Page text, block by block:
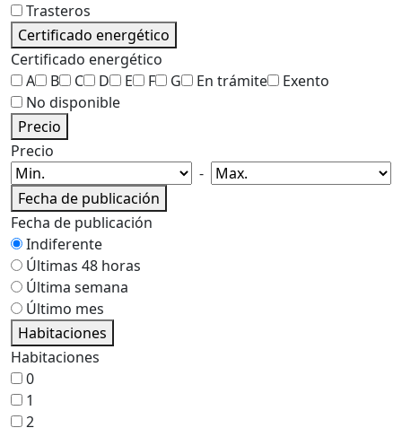
Trasteros
Certificado energético
Certificado energético
A
B C D E F G En trámite
Exento
No disponible
Precio
Precio
-
Fecha de publicación
Fecha de publicación
Indiferente
Últimas 48 horas
Última semana
Último mes
Habitaciones
Habitaciones
0
1
2